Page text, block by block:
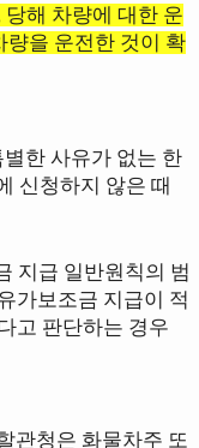
해 차량에 대한 운
량을 운전한 것이 확
한 사유가 없는 한
신청하지 않은 때
지급 일반원칙의 범
가보조금 지급이 적
고 판단하는 경우
관청은 화물차주 또